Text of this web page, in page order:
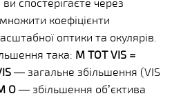
коефіцієнти
оптики та окулярів.
така: M TOT VIS =
— загальне збільшення (VIS
O — збільшення об’єктива